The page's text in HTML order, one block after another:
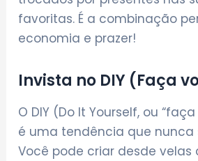
favoritas. É a combinação
economia e prazer!
Invista no DIY (Faça
O DIY (Do It Yourself, ou
é uma tendência que nunca
Você pode criar desde velas